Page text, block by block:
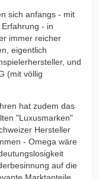
sich anfangs - mit
- in
immer reicher
eigentlich
und
(mit völlig
hat zudem das
"Luxusmarken"
Hersteller
- Omega wäre
auf die